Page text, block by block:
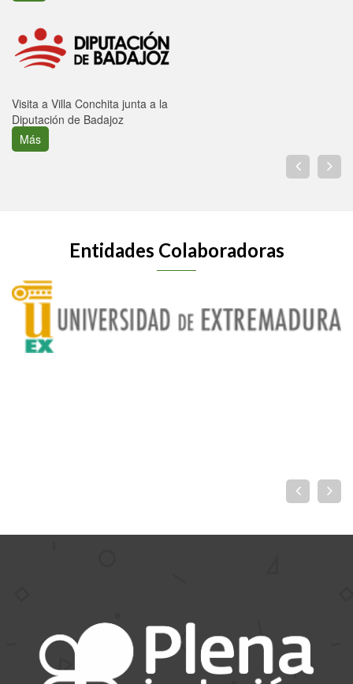
Visita a Villa Conchita junta a la
Diputación de Badajoz
Más
Entidades Colaboradoras